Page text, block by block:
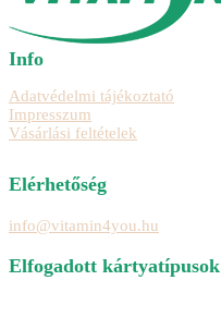
Info
Adatvédelmi tájékoztató
Impresszum
Vásárlási feltételek
Elérhetőség
info@vitamin4you.hu
Elfogadott kártyatípusok